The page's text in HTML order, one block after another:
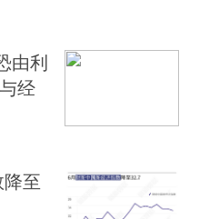
由利
经
至